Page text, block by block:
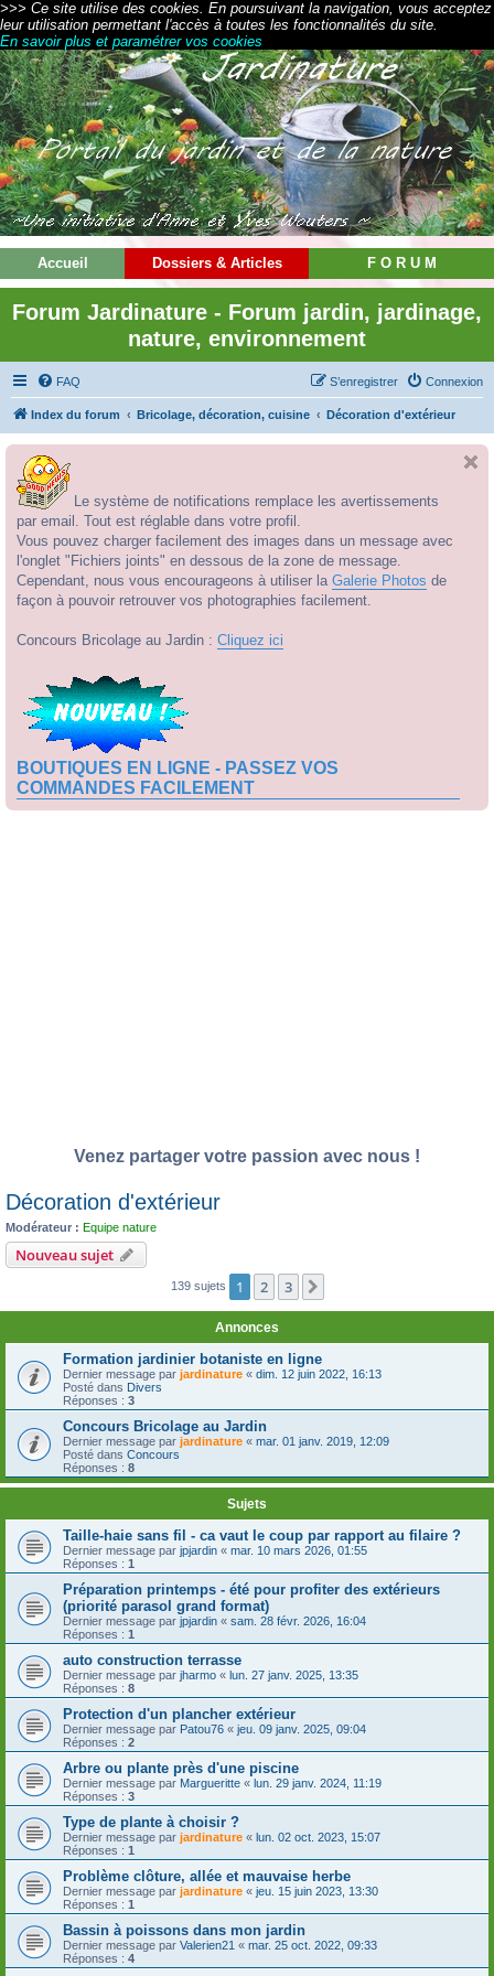
>>> Ce site utilise des cookies. En poursuivant la navigation, vous acceptez
leur utilisation permettant l'accès à toutes les fonctionnalités du site.
En savoir plus et paramétrer vos cookies
Accueil Dossiers & Articles F O R U M
Forum Jardinature - Forum jardin, jardinage,
nature, environnement
FAQ Connexion
S’enregistrer
Index du forum Bricolage, décoration, cuisine Décoration d'extérieur
Le système de notifications remplace les avertissements
par email. Tout est réglable dans votre profil.
Vous pouvez charger facilement des images dans un message avec
l'onglet "Fichiers joints" en dessous de la zone de message.
Cependant, nous vous encourageons à utiliser la Galerie Photos de
façon à pouvoir retrouver vos photographies facilement.
Concours Bricolage au Jardin : Cliquez ici
BOUTIQUES EN LIGNE - PASSEZ VOS
COMMANDES FACILEMENT
Venez partager votre passion avec nous !
Décoration d'extérieur
Modérateur : Equipe nature
Nouveau sujet
139 sujets 1 2 3
Annonces
Formation jardinier botaniste en ligne
Dernier message par jardinature « dim. 12 juin 2022, 16:13
Posté dans Divers
Réponses : 3
Concours Bricolage au Jardin
Dernier message par jardinature « mar. 01 janv. 2019, 12:09
Posté dans Concours
Réponses : 8
Sujets
Taille-haie sans fil - ca vaut le coup par rapport au filaire ?
Dernier message par jpjardin « mar. 10 mars 2026, 01:55
Réponses : 1
Préparation printemps - été pour profiter des extérieurs
(priorité parasol grand format)
Dernier message par jpjardin « sam. 28 févr. 2026, 16:04
Réponses : 1
auto construction terrasse
Dernier message par jharmo « lun. 27 janv. 2025, 13:35
Réponses : 8
Protection d'un plancher extérieur
Dernier message par Patou76 « jeu. 09 janv. 2025, 09:04
Réponses : 2
Arbre ou plante près d'une piscine
Dernier message par Margueritte « lun. 29 janv. 2024, 11:19
Réponses : 3
Type de plante à choisir ?
Dernier message par jardinature « lun. 02 oct. 2023, 15:07
Réponses : 1
Problème clôture, allée et mauvaise herbe
Dernier message par jardinature « jeu. 15 juin 2023, 13:30
Réponses : 1
Bassin à poissons dans mon jardin
Dernier message par Valerien21 « mar. 25 oct. 2022, 09:33
Réponses : 4